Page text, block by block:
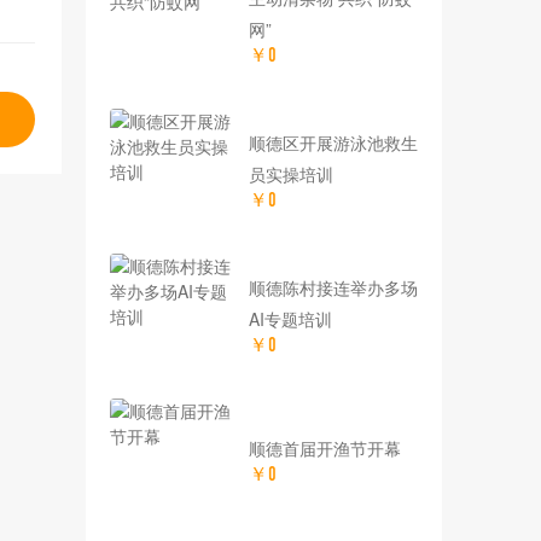
网”
￥0
顺德区开展游泳池救生
员实操培训
￥0
顺德陈村接连举办多场
AI专题培训
￥0
顺德首届开渔节开幕
￥0